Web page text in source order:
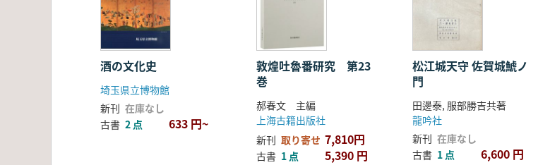
酒の文化史
埼玉県立博物館
新刊 在庫なし
古書 2 点 633 円~
敦煌吐魯番研究 第23
巻
郝春文 主編
上海古籍出版社
新刊 取り寄せ 7,810円
古書 1 点 5,390 円
松江城天守 佐賀城鯱ノ
門
田邊泰, 服部勝吉共著
龍吟社
新刊 在庫なし
古書 1 点 6,600 円